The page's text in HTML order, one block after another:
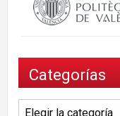
Categorías
Categorías